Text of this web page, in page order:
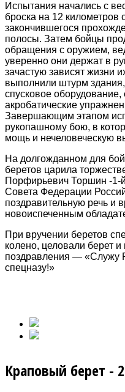
Испытания начались с
броска на 12 километров
закончившегося
полосы. Затем бойцы
обращения с оружием,
уверенно они держат в
зачастую зависят жизни
выполнили штурм
спусковое
акробатические
Завершающим этапом
рукопашному бою, в
мощь и нечеловеческую
На долгожданном для
беретов царила
Порфирьевич Торшин -1-
Совета Федерации
поздравительную речь и
новоиспеченным
При вручении беретов
колено, целовали берет
поздравления — «Служу
спецназу!»
Краповый берет -